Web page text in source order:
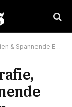
Einblicke in Ihr Leben